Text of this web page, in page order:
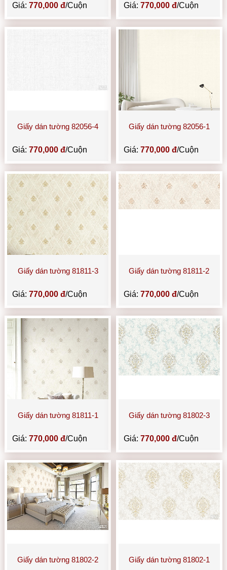
Giá:770,000 đ/Cuộn Giá: 770,000 đ/Cuộn
Giấy dán tường 82056-4
Giá:770,000 đ/Cuộn
Giấy dán tường 82056-1
Giá: 770,000 đ/Cuộn
Giấy dán tường 81811-3
Giá:770,000 đ/Cuộn
Giấy dán tường 81811-2
Giá: 770,000 đ/Cuộn
Giấy dán tường 81811-1
Giá:770,000 đ/Cuộn
Giấy dán tường 81802-3
Giá: 770,000 đ/Cuộn
Giấy dán tường 81802-2 Giấy dán tường 81802-1